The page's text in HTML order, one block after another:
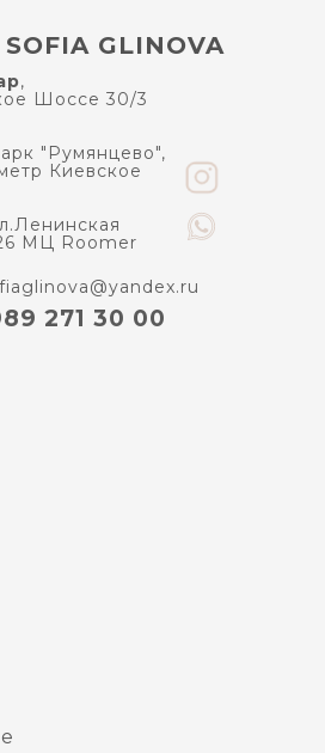
GLINOVA
,
Шоссе 30/3
"Румянцево",
Киевское
МЦ Roomer
271 30 00